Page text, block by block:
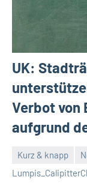
UK:
Verbot von
aufgrund
Kurz & knapp